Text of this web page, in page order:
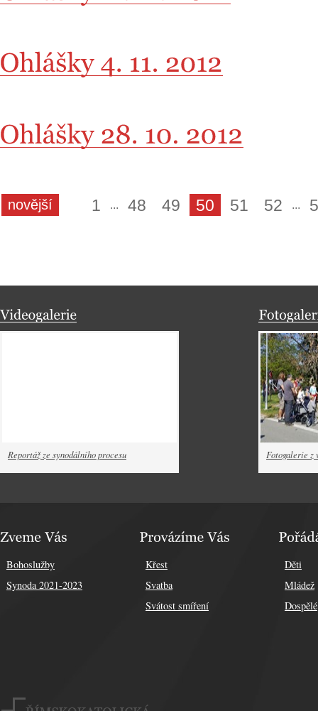
novější 1 ... 48 49 50 51 52 ...
Reportáž ze synodálního procesu Fotogalerie z
Bohoslužby
Synoda 2021-2023
Křest
Svatba
Svátost smíření
Děti
Mládež
Dospělé